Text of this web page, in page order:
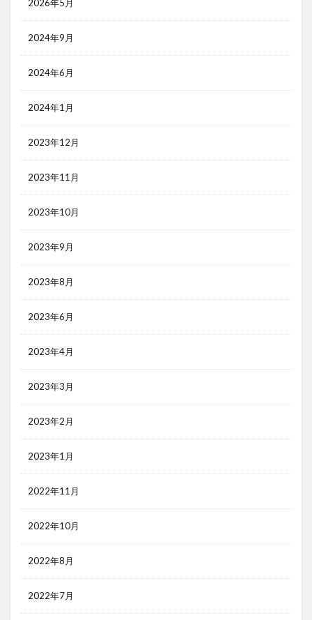
2026年5月
2024年9月
2024年6月
2024年1月
2023年12月
2023年11月
2023年10月
2023年9月
2023年8月
2023年6月
2023年4月
2023年3月
2023年2月
2023年1月
2022年11月
2022年10月
2022年8月
2022年7月